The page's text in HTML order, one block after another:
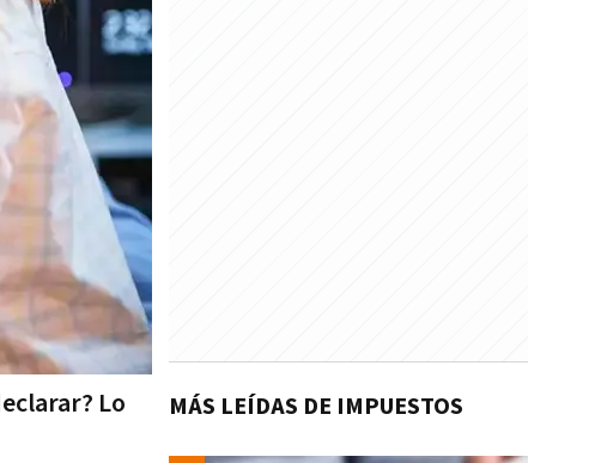
Lo
MÁS LEÍDAS DE IMPUESTOS